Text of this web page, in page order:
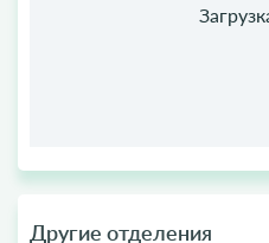
Другие отделения